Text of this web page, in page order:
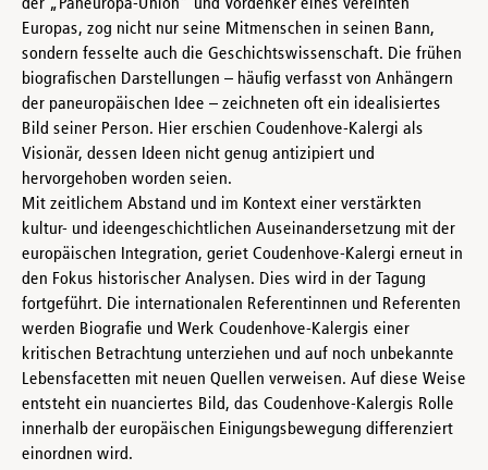
der „Paneuropa-Union“ und Vordenker eines vereinten
Europas, zog nicht nur seine Mitmenschen in seinen Bann,
sondern fesselte auch die Geschichtswissenschaft. Die frühen
biografischen Darstellungen – häufig verfasst von Anhängern
der paneuropäischen Idee – zeichneten oft ein idealisiertes
Bild seiner Person. Hier erschien Coudenhove-Kalergi als
Visionär, dessen Ideen nicht genug antizipiert und
hervorgehoben worden seien.
Mit zeitlichem Abstand und im Kontext einer verstärkten
kultur- und ideengeschichtlichen Auseinandersetzung mit der
europäischen Integration, geriet Coudenhove-Kalergi erneut in
den Fokus historischer Analysen. Dies wird in der Tagung
fortgeführt. Die internationalen Referentinnen und Referenten
werden Biografie und Werk Coudenhove-Kalergis einer
kritischen Betrachtung unterziehen und auf noch unbekannte
Lebensfacetten mit neuen Quellen verweisen. Auf diese Weise
entsteht ein nuanciertes Bild, das Coudenhove-Kalergis Rolle
innerhalb der europäischen Einigungsbewegung differenziert
einordnen wird.